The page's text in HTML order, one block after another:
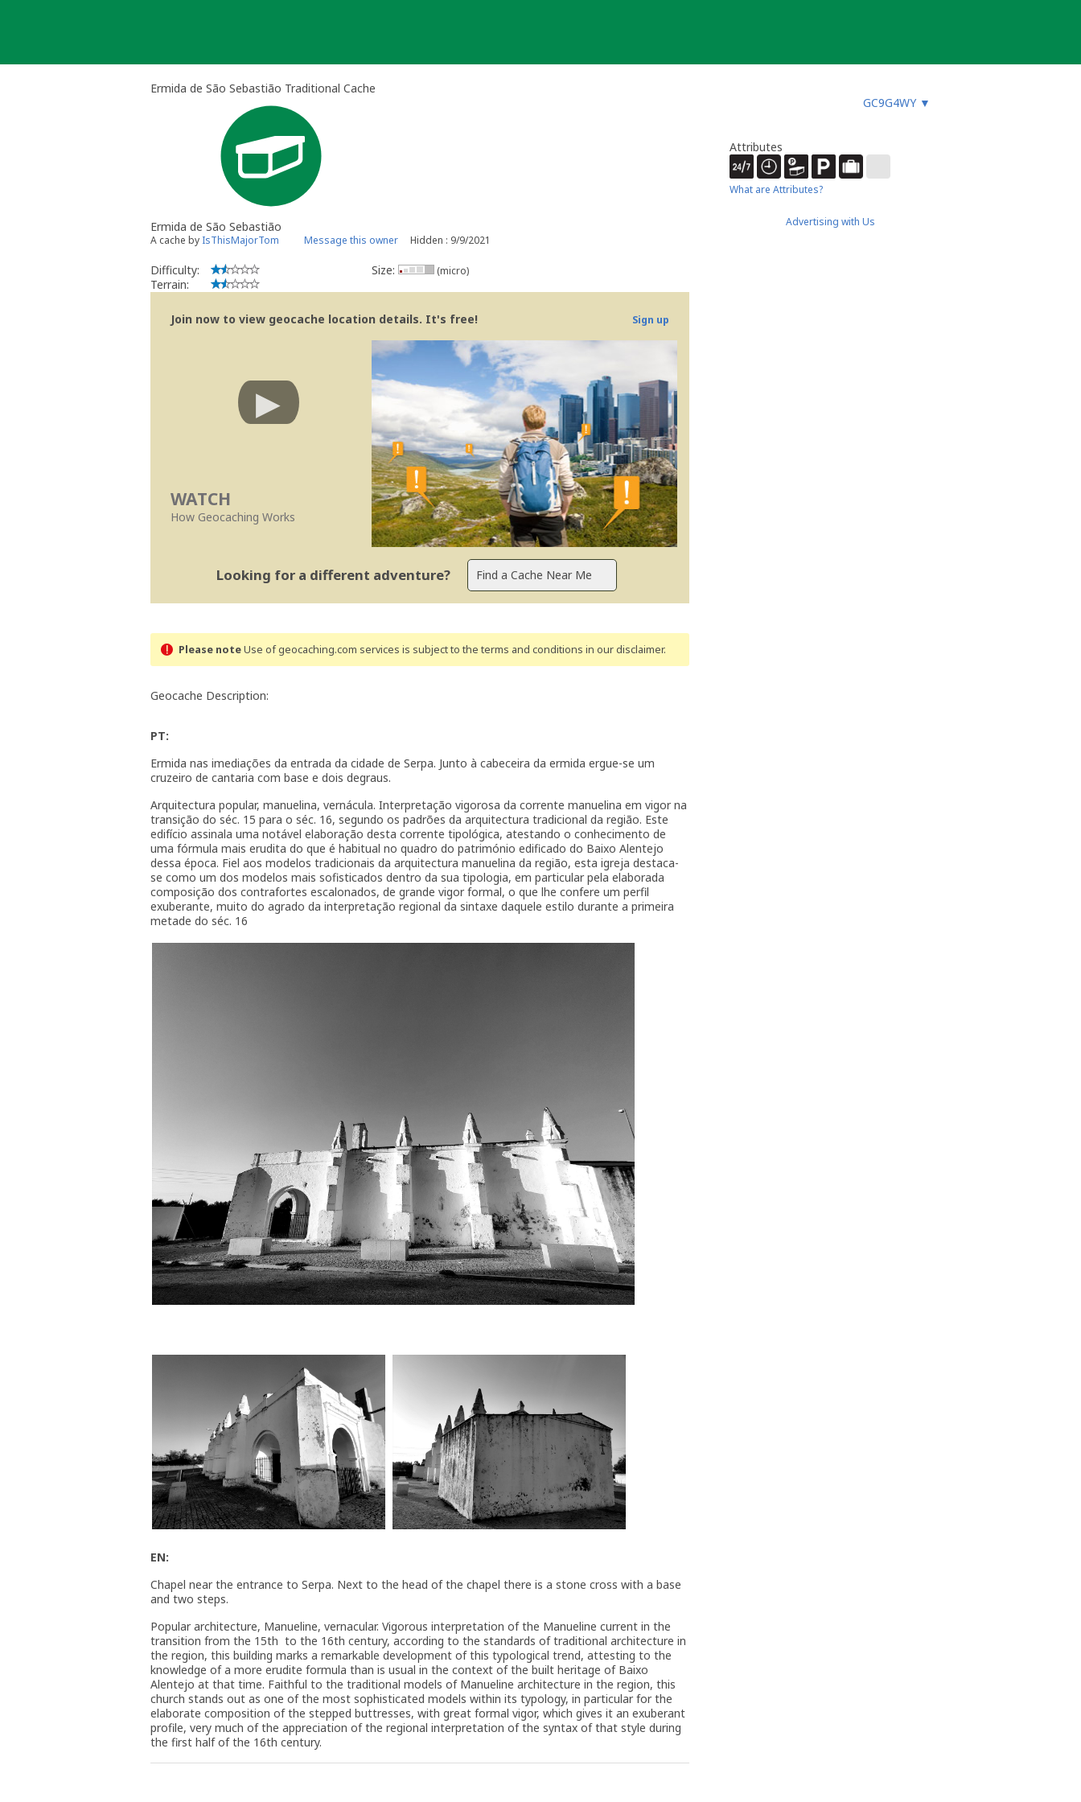
Ermida de São Sebastião Traditional Cache
GC9G4WY ▼
Ermida de São Sebastião
A cache by IsThisMajorTom Message this owner Hidden : 9/9/2021
Difficulty:
Terrain:
Size: (micro)
Join now to view geocache location details. It's free! Sign up
WATCH
How Geocaching Works
Looking for a different adventure?
Please noteUse of geocaching.com services is subject to the terms and conditions in our disclaimer.
Geocache Description:
PT:
Ermida nas imediações da entrada da cidade de Serpa. Junto à cabeceira da ermida ergue-se um
cruzeiro de cantaria com base e dois degraus.
Arquitectura popular, manuelina, vernácula. Interpretação vigorosa da corrente manuelina em vigor na
transição do séc. 15 para o séc. 16, segundo os padrões da arquitectura tradicional da região. Este
edifício assinala uma notável elaboração desta corrente tipológica, atestando o conhecimento de
uma fórmula mais erudita do que é habitual no quadro do património edificado do Baixo Alentejo
dessa época. Fiel aos modelos tradicionais da arquitectura manuelina da região, esta igreja destaca-
se como um dos modelos mais sofisticados dentro da sua tipologia, em particular pela elaborada
composição dos contrafortes escalonados, de grande vigor formal, o que lhe confere um perfil
exuberante, muito do agrado da interpretação regional da sintaxe daquele estilo durante a primeira
metade do séc. 16
EN:
Chapel near the entrance to Serpa. Next to the head of the chapel there is a stone cross with a base
and two steps.
Popular architecture, Manueline, vernacular. Vigorous interpretation of the Manueline current in the
transition from the 15th to the 16th century, according to the standards of traditional architecture in
the region, this building marks a remarkable development of this typological trend, attesting to the
knowledge of a more erudite formula than is usual in the context of the built heritage of Baixo
Alentejo at that time. Faithful to the traditional models of Manueline architecture in the region, this
church stands out as one of the most sophisticated models within its typology, in particular for the
elaborate composition of the stepped buttresses, with great formal vigor, which gives it an exuberant
profile, very much of the appreciation of the regional interpretation of the syntax of that style during
the first half of the 16th century.
Attributes
What are Attributes?
Advertising with Us